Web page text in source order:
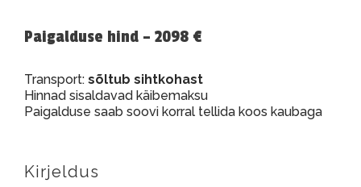
Paigalduse hind – 2098 €
Transport: sõltub sihtkohast
Hinnad sisaldavad käibemaksu
Paigalduse saab soovi korral tellida koos kaubaga
Kirjeldus